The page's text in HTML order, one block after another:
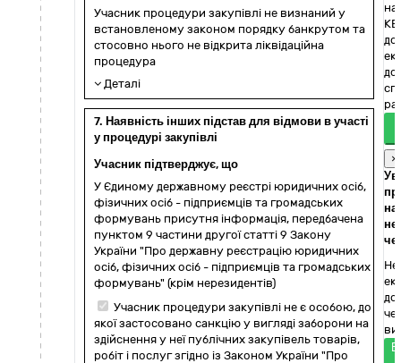
Учасник процедури закупівлі не визнаний у
встановленому законом порядку банкрутом та
стосовно нього не відкрита ліквідаційна
процедура
Деталі
7. Наявність інших підстав для відмови в участі
у процедурі закупівлі
Учасник підтверджує, що
У Єдиному державному реєстрі юридичних осіб,
фізичних осіб - підприємців та громадських
формувань присутня інформація, передбачена
пунктом 9 частини другої статті 9 Закону
України "Про державну реєстрацію юридичних
осіб, фізичних осіб - підприємців та громадських
формувань" (крім нерезидентів)
Учасник процедури закупівлі не є особою, до
якої застосовано санкцію у вигляді заборони на
здійснення у неї публічних закупівель товарів,
робіт і послуг згідно із Законом України "Про
×